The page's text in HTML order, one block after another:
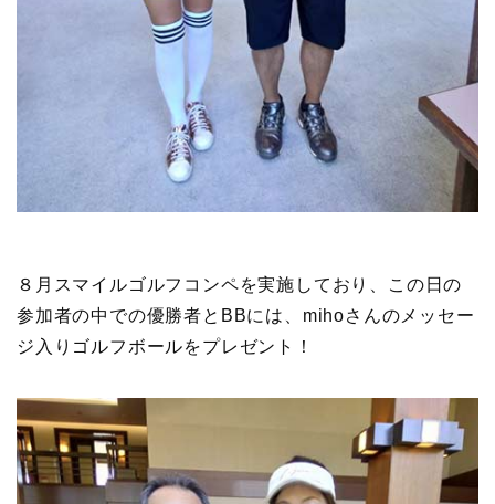
８月スマイルゴルフコンペを実施しており、この日の
参加者の中での優勝者とBBには、mihoさんのメッセー
ジ入りゴルフボールをプレゼント！